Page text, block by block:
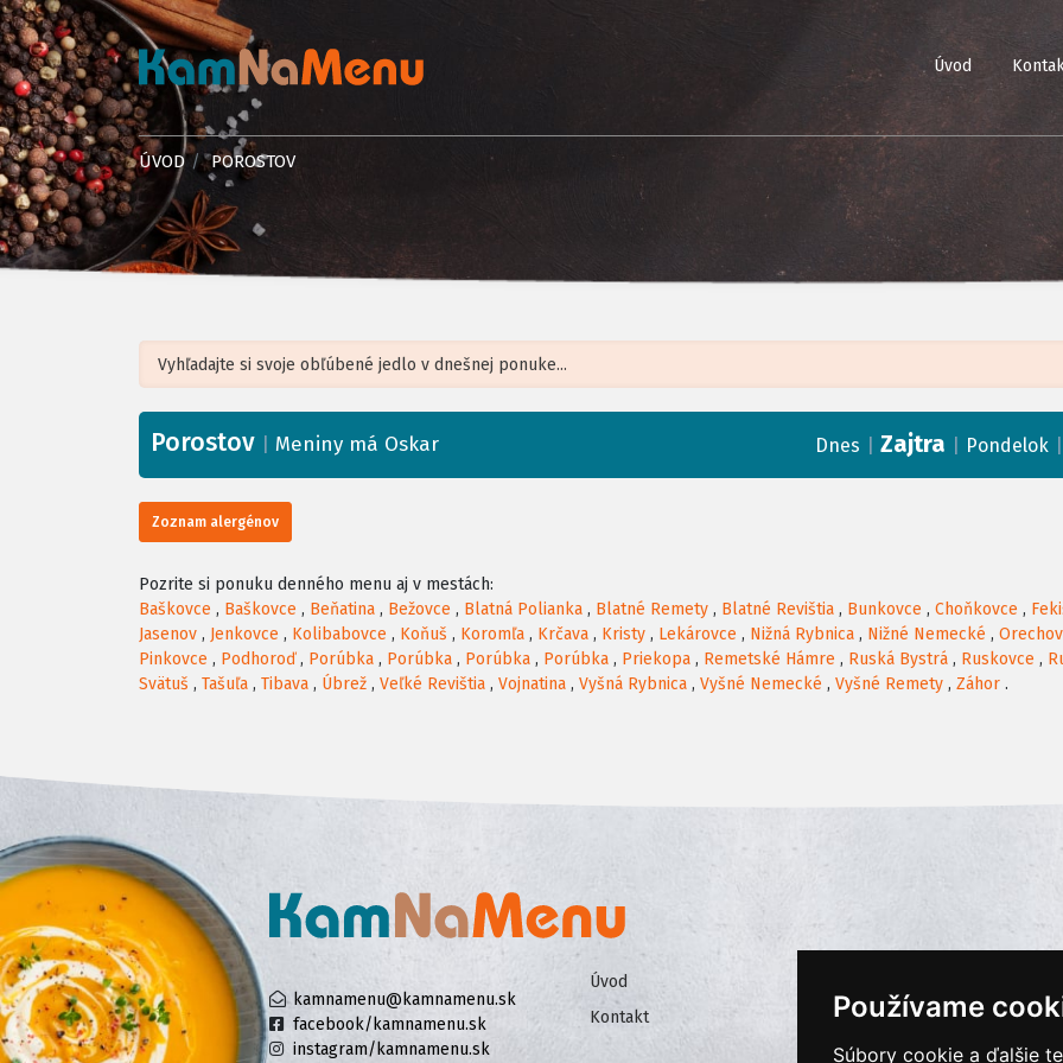
Používame
Súbory cookie a ďalšie
Úvod
ÚVOD POROSTOV
+
−
Porostov Meniny má Oskar Dnes Zajtra Pondelok
Zoznam alergénov
Pozrite si ponuku denného menu aj v mestách:
Baškovce , Baškovce , Beňatina , Bežovce , Blatná Polianka , Blatné Remety , Blatné Revištia , Bunkovce , Choňkovce ,
Jasenov , Jenkovce , Kolibabovce , Koňuš , Koromľa , Krčava , Kristy , Lekárovce , Nižná Rybnica , Nižné Nemecké ,
Pinkovce , Podhoroď, Porúbka , Porúbka , Porúbka , Porúbka , Priekopa , Remetské Hámre , Ruská Bystrá , Ruskovce ,
Svätuš , Tašuľa , Tibava , Úbrež , Veľké Revištia , Vojnatina , Vyšná Rybnica , Vyšné Nemecké , Vyšné Remety , Záhor .
kamnamenu@kamnamenu.sk
facebook/kamnamenu.sk
instagram/kamnamenu.sk
Úvod
Kontakt
Ochrana osobných údajov
Cookies